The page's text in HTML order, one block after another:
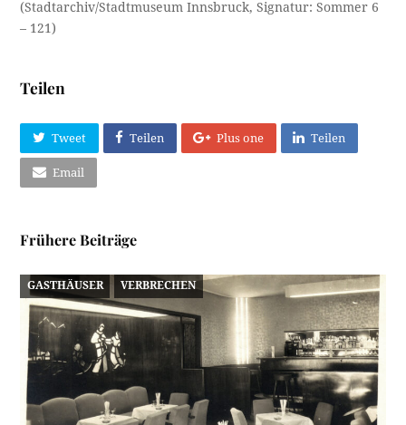
(Stadtarchiv/Stadtmuseum Innsbruck, Signatur: Sommer 6
– 121)
Teilen
Tweet Teilen Plus one Teilen
Email
Frühere Beiträge
GASTHÄUSER VERBRECHEN